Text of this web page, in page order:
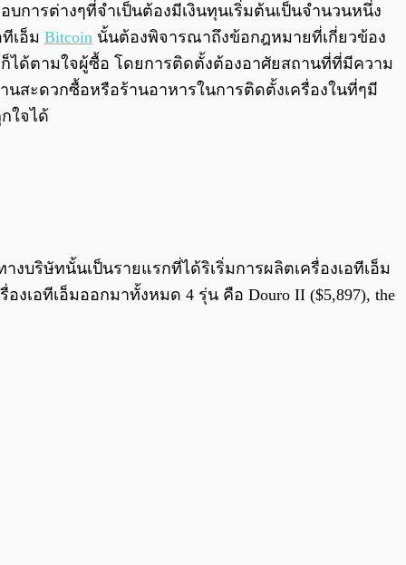
การต่างๆที่จำเป็นต้องมีเงินทุนเริ่มต้นเป็นจำนวนหนึ่ง
เอ็ม Bitcoin นั้นต้องพิจารณาถึงข้อกฎหมายที่เกี่ยวข้อง
ได้ตามใจผู้ซื้อ โดยการติดตั้งต้องอาศัยสถานที่ที่มีความ
สะดวกซื้อหรือร้านอาหารในการติดตั้งเครื่องในที่ๆมี
ใจได้
บริษัทนั้นเป็นรายแรกที่ได้ริเริ่มการผลิตเครื่องเอทีเอ็ม
อทีเอ็มออกมาทั้งหมด 4 รุ่น คือ Douro II ($5,897), the